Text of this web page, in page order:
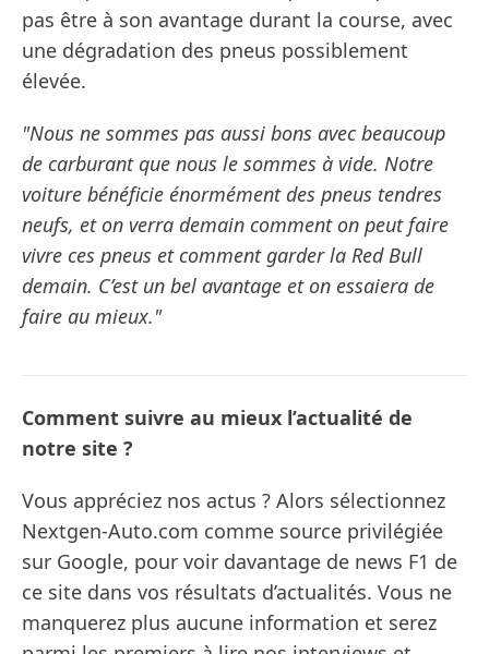
pas être à son avantage durant la course, avec
une dégradation des pneus possiblement
élevée.
"Nous ne sommes pas aussi bons avec beaucoup
de carburant que nous le sommes à vide. Notre
voiture bénéficie énormément des pneus tendres
neufs, et on verra demain comment on peut faire
vivre ces pneus et comment garder la Red Bull
demain. C’est un bel avantage et on essaiera de
faire au mieux."
Comment suivre au mieux l’actualité de
notre site ?
Vous appréciez nos actus ? Alors sélectionnez
Nextgen-Auto.com comme source privilégiée
sur Google, pour voir davantage de news F1 de
ce site dans vos résultats d’actualités. Vous ne
manquerez plus aucune information et serez